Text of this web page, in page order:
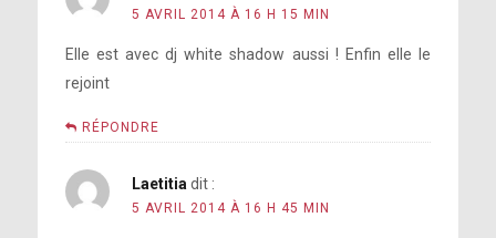
5 AVRIL 2014 À 16 H 15 MIN
Elle est avec dj white shadow aussi ! Enfin elle le
rejoint
RÉPONDRE
Laetitia dit :
5 AVRIL 2014 À 16 H 45 MIN